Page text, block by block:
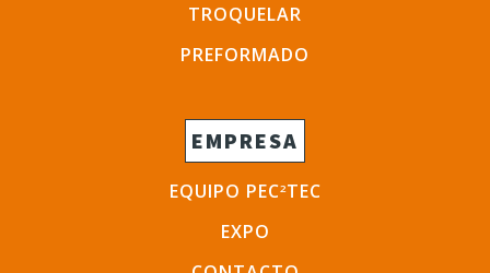
TROQUELAR
PREFORMADO
EMPRESA
EQUIPO PEC2TEC
EXPO